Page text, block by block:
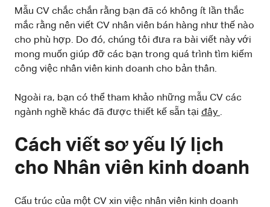
Mẫu CV chắc chắn rằng bạn đã có không ít lần thắc
mắc rằng nên viết CV nhân viên bán hàng như thế nào
cho phù hợp. Do đó, chúng tôi đưa ra bài viết này với
mong muốn giúp đỡ các bạn trong quá trình tìm kiếm
công việc nhân viên kinh doanh cho bản thân.
Ngoài ra, bạn có thể tham khảo những mẫu CV các
ngành nghề khác đã được thiết kế sẵn tại đây .
Cách viết sơ yếu lý lịch
cho Nhân viên kinh doanh
Cấu trúc của một CV xin việc nhân viên kinh doanh